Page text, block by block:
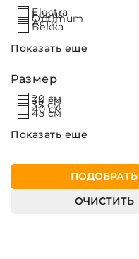
Electra
Focus
Optimum
Асти
Бекка
Показать еще
Размер
20 см
34 см
35 см
40 см
45 см
Показать еще
ПОДОБРАТЬ
ОЧИСТИТЬ